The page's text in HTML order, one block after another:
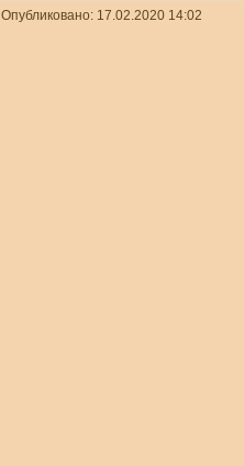
Опубликовано: 17.02.2020 14:02